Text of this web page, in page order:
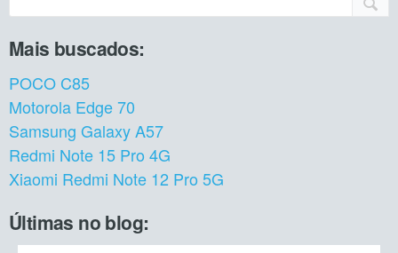
Mais buscados:
POCO C85
Motorola Edge 70
Samsung Galaxy A57
Redmi Note 15 Pro 4G
Xiaomi Redmi Note 12 Pro 5G
Últimas no blog: